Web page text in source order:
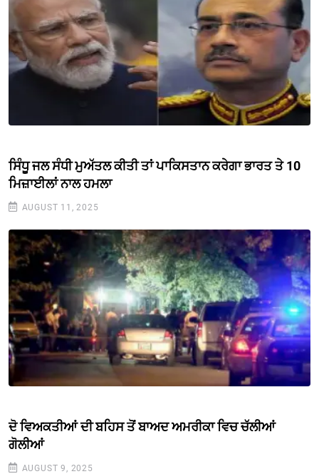
ਸਿੰਧੂ ਜਲ ਸੰਧੀ ਮੁਅੱਤਲ ਕੀਤੀ ਤਾਂ ਪਾਕਿਸਤਾਨ ਕਰੇਗਾ ਭਾਰਤ ਤੇ 10
ਮਿਜ਼ਾਈਲਾਂ ਨਾਲ ਹਮਲਾ
AUGUST 11, 2025
ਦੋ ਵਿਅਕਤੀਆਂ ਦੀ ਬਹਿਸ ਤੋਂ ਬਾਅਦ ਅਮਰੀਕਾ ਵਿਚ ਚੱਲੀਆਂ
ਗੋਲੀਆਂ
AUGUST 9, 2025